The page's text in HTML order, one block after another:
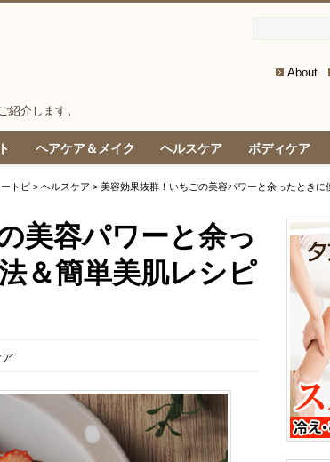
About
紹介します。
ヘアケア＆メイク ヘルスケア ボディケア
トピ > ヘルスケア > 美容効果抜群！いちごの美容パワーと余ったとき
美容パワーと余っ
＆簡単美肌レシピ